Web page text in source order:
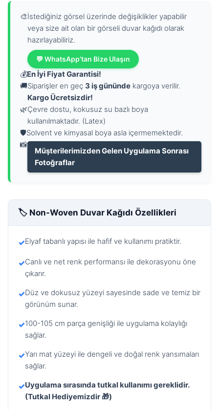
🎨İstediğiniz görsel üzerinde değişiklikler yapabilir
veya size ait olan bir görseli duvar kağıdı olarak
hazırlayabiliriz.
💬 WhatsApp’tan Bize Ulaşın
💰En İyi Fiyat Garantisi!
🚚Siparişler en geç 3 iş gününde kargoya verilir.
Kargo Ücretsizdir!
🌿Çevre dostu, kokusuz su bazlı boya
kullanılmaktadır. (Latex)
🛡️Solvent ve kimyasal boya asla içermemektedir.
📸
Müşterilerimizden Gelen Uygulama Sonrası
Fotoğraflar
🏷️ Non-Woven Duvar Kağıdı Özellikleri
✓Elyaf tabanlı yapısı ile hafif ve kullanımı pratiktir.
✓Canlı ve net renk performansı ile dekorasyonu öne
çıkarır.
✓Düz ve dokusuz yüzeyi sayesinde sade ve temiz bir
görünüm sunar.
✓100-105 cm parça genişliği ile uygulama kolaylığı
sağlar.
✓Yarı mat yüzeyi ile dengeli ve doğal renk yansımaları
sağlar.
✓Uygulama sırasında tutkal kullanımı gereklidir.
(Tutkal Hediyemizdir 🎁)